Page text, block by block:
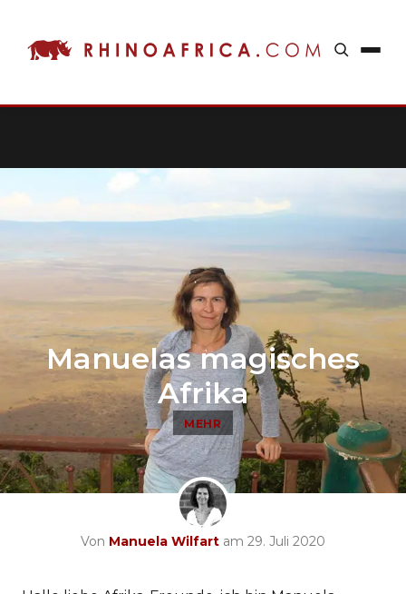
Manuelas magisches
Afrika
MEHR
Von Manuela Wilfart am 29. Juli 2020